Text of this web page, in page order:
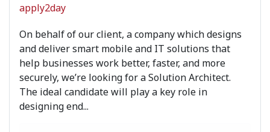
apply2day
On behalf of our client, a company which designs
and deliver smart mobile and IT solutions that
help businesses work better, faster, and more
securely, we’re looking for a Solution Architect.
The ideal candidate will play a key role in
designing end...